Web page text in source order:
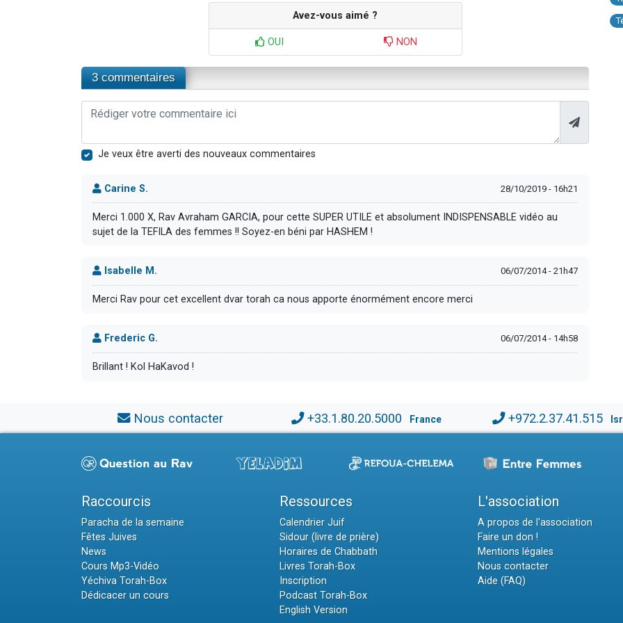
Avez-vous aimé ?
OUI NON
3 commentaires
Je veux être averti des nouveaux commentaires
Carine S. 28/10/2019 - 16h21
Merci 1.000 X, Rav Avraham GARCIA, pour cette SUPER UTILE et absolument INDISPENSABLE vidéo au
sujet de la TEFILA des femmes !! Soyez-en béni par HASHEM !
Isabelle M. 06/07/2014 - 21h47
Merci Rav pour cet excellent dvar torah ca nous apporte énormément encore merci
Frederic G. 06/07/2014 - 14h58
Brillant ! Kol HaKavod !
Nous contacter +33.1.80.20.5000 France +972.2.37.41.515
Raccourcis
Paracha de la semaine
Fêtes Juives
News
Cours Mp3-Vidéo
Yéchiva Torah-Box
Dédicacer un cours
Ressources
Calendrier Juif
Sidour (livre de prière)
Horaires de Chabbath
Livres Torah-Box
Inscription
Podcast Torah-Box
English Version
L'association
A propos de l'association
Faire un don !
Mentions légales
Nous contacter
Aide (FAQ)